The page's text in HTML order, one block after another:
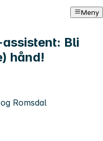
Meny
assistent: Bli
hånd!
Romsdal